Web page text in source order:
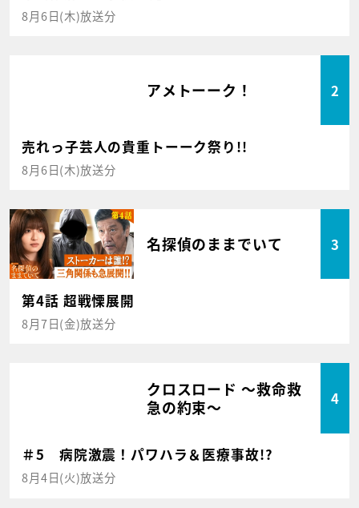
8月6日(木)放送分
アメトーーク！ 2
売れっ子芸人の貴重トーーク祭り!!
8月6日(木)放送分
名探偵のままでいて 3
第4話 超戦慄展開
8月7日(金)放送分
クロスロード ～救命救
急の約束～
4
＃5 病院激震！パワハラ＆医療事故!?
8月4日(火)放送分